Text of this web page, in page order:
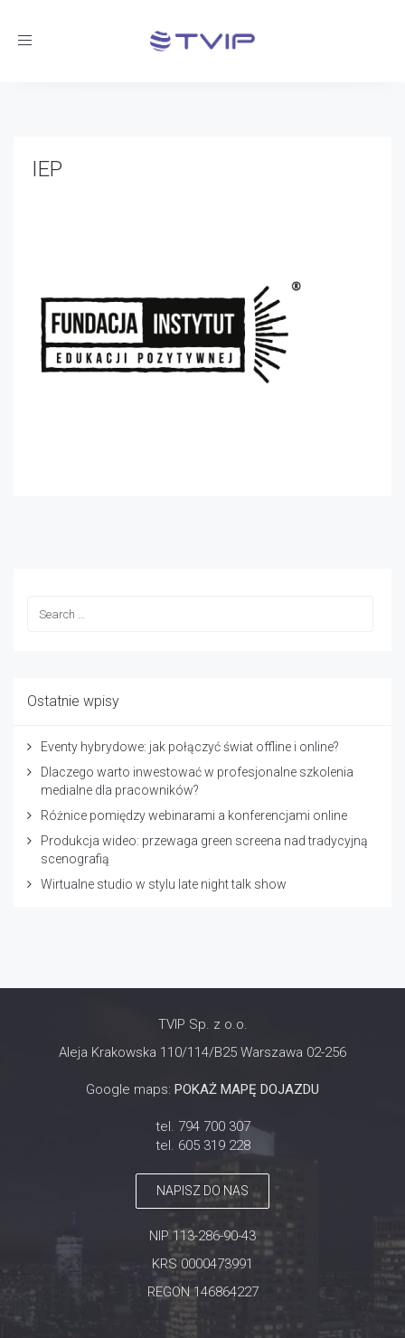
Toggle
IEP
Ostatnie wpisy
Eventy hybrydowe: jak połączyć świat offline i online?
Dlaczego warto inwestować w profesjonalne szkolenia
medialne dla pracowników?
Różnice pomiędzy webinarami a konferencjami online
Produkcja wideo: przewaga green screena nad tradycyjną
scenografią
Wirtualne studio w stylu late night talk show
TVIP Sp. z o.o.
Aleja Krakowska 110/114/B25 Warszawa 02-256
Google maps: POKAŻ MAPĘ DOJAZDU
tel. 794 700 307
tel. 605 319 228
NAPISZ DO NAS
NIP 113-286-90-43
KRS 0000473991
REGON 146864227